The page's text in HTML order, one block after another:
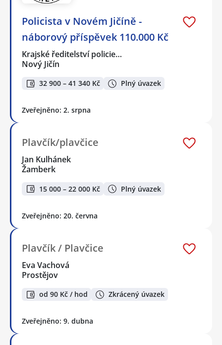
Policista v Novém Jičíně -
náborový příspěvek 110.000 Kč
Krajské ředitelství policie…
Nový Jičín
32 900 – 41 340 Kč Plný úvazek
Zveřejněno: 2. srpna
Plavčík/plavčice
Jan Kulhánek
Žamberk
15 000 – 22 000 Kč Plný úvazek
Zveřejněno: 20. června
Plavčík / Plavčice
Eva Vachová
Prostějov
od 90 Kč / hod Zkrácený úvazek
Zveřejněno: 9. dubna